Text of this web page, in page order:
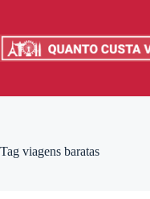
o
conteúdo
Tag viagens baratas